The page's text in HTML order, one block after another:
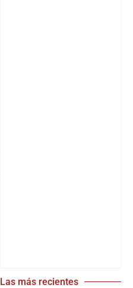
Las más recientes